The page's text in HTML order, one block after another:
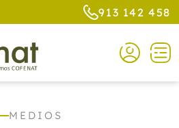
913 142 458
MEDIOS